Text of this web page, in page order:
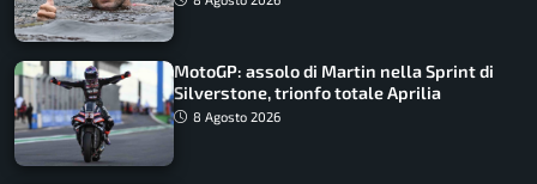
MotoGP: assolo di Martin nella Sprint di
Silverstone, trionfo totale Aprilia
8 Agosto 2026